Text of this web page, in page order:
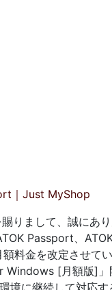
｜Just MyShop
りまして、誠にあ
Passport、
料金を改定させて
[月額版]」
境に継続して対応